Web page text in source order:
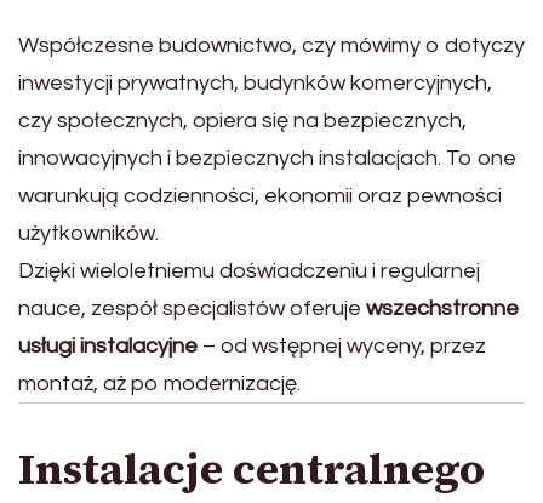
Współczesne budownictwo, czy mówimy o dotyczy
inwestycji prywatnych, budynków komercyjnych,
czy społecznych, opiera się na bezpiecznych,
innowacyjnych i bezpiecznych instalacjach. To one
warunkują codzienności, ekonomii oraz pewności
użytkowników.
Dzięki wieloletniemu doświadczeniu i regularnej
nauce, zespół specjalistów oferuje wszechstronne
usługi instalacyjne – od wstępnej wyceny, przez
montaż, aż po modernizację.
Instalacje centralnego